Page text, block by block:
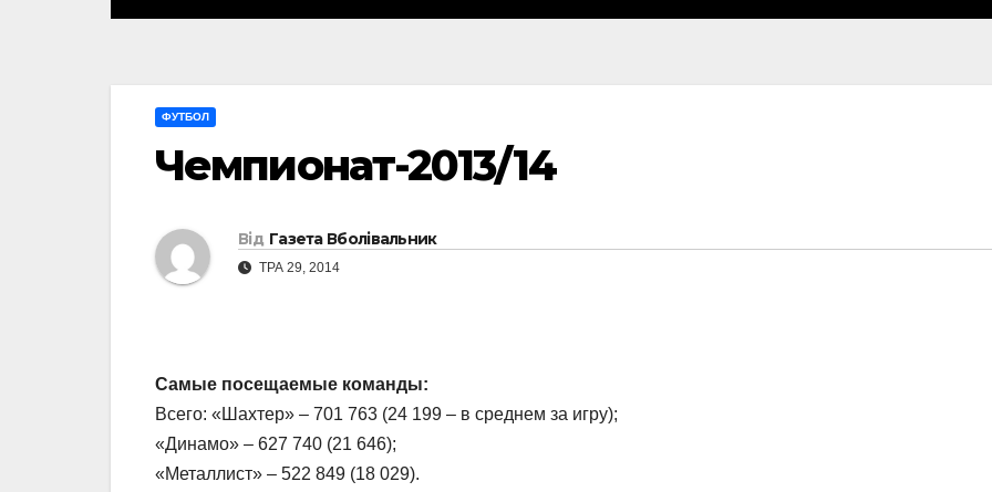
ФУТБОЛ
Чемпионат-2013/14
Від Газета Вболівальник
ТРА 29, 2014
Самые посещаемые команды:
Всего: «Шахтер» – 701 763 (24 199 – в среднем за игру);
«Динамо» – 627 740 (21 646);
«Металлист» – 522 849 (18 029).